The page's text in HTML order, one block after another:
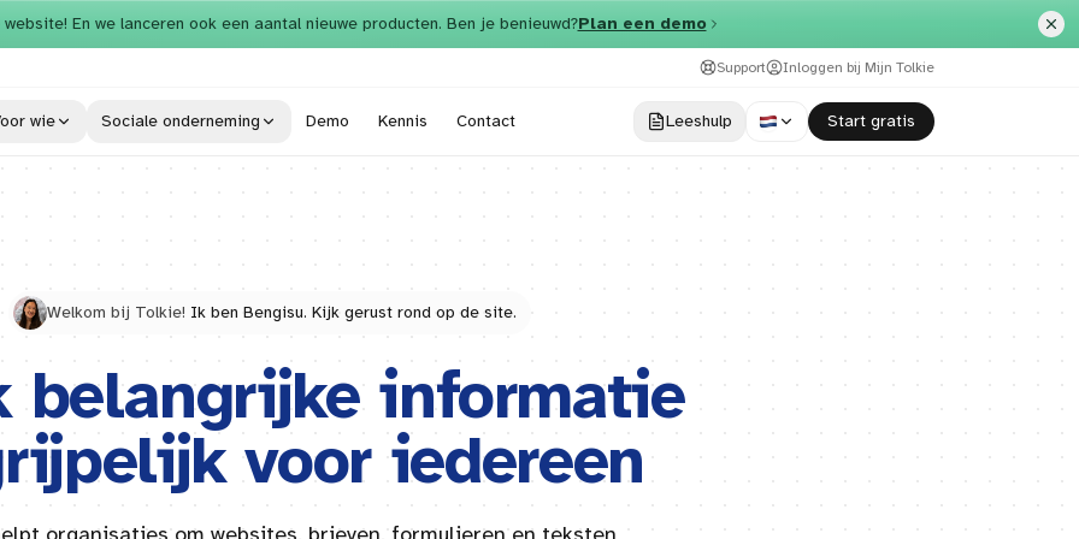
En we lanceren ook een aantal nieuwe producten. Ben je benieuwd?Plan een demo
Support Inloggen bij Mijn Tolkie
wie Sociale onderneming Demo Kennis Contact Leeshulp ​Start gratis
Welkom bij Tolkie! Ik ben Bengisu. Kijk gerust rond op de site.
belangrijke informatie
voor iedereen